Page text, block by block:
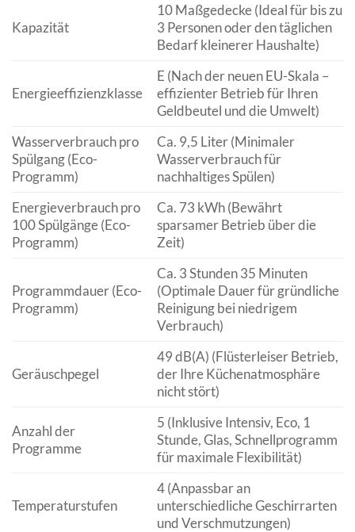
Kapazität
10 Maßgedecke (Ideal für bis zu
3 Personen oder den täglichen
Bedarf kleinerer Haushalte)
Energieeffizienzklasse
E (Nach der neuen EU-Skala –
effizienter Betrieb für Ihren
Geldbeutel und die Umwelt)
Wasserverbrauch pro
Spülgang (Eco-
Programm)
Ca. 9,5 Liter (Minimaler
Wasserverbrauch für
nachhaltiges Spülen)
Energieverbrauch pro
100 Spülgänge (Eco-
Programm)
Ca. 73 kWh (Bewährt
sparsamer Betrieb über die
Zeit)
Programmdauer (Eco-
Programm)
Ca. 3 Stunden 35 Minuten
(Optimale Dauer für gründliche
Reinigung bei niedrigem
Verbrauch)
Geräuschpegel
49 dB(A) (Flüsterleiser Betrieb,
der Ihre Küchenatmosphäre
nicht stört)
Anzahl der
Programme
5 (Inklusive Intensiv, Eco, 1
Stunde, Glas, Schnellprogramm
für maximale Flexibilität)
Temperaturstufen
4 (Anpassbar an
unterschiedliche Geschirrarten
und Verschmutzungen)